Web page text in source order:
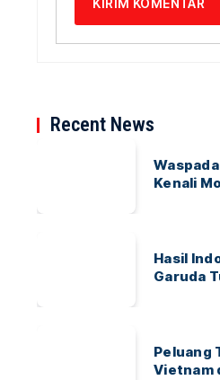
Recent News
Kenali
Hasil
Garuda
Peluang
Vietnam